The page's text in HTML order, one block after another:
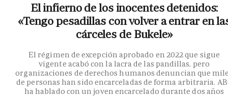
El infierno de los inocentes detenidos:
«Tengo pesadillas con volver a entrar en
cárceles de Bukele»
El régimen de excepción aprobado en 2022 que sigue
vigente acabó con la lacra de las pandillas, pero
organizaciones de derechos humanos denuncian que
de personas han sido encarceladas de forma arbitraria.
ha hablado con un joven encarcelado durante dos años